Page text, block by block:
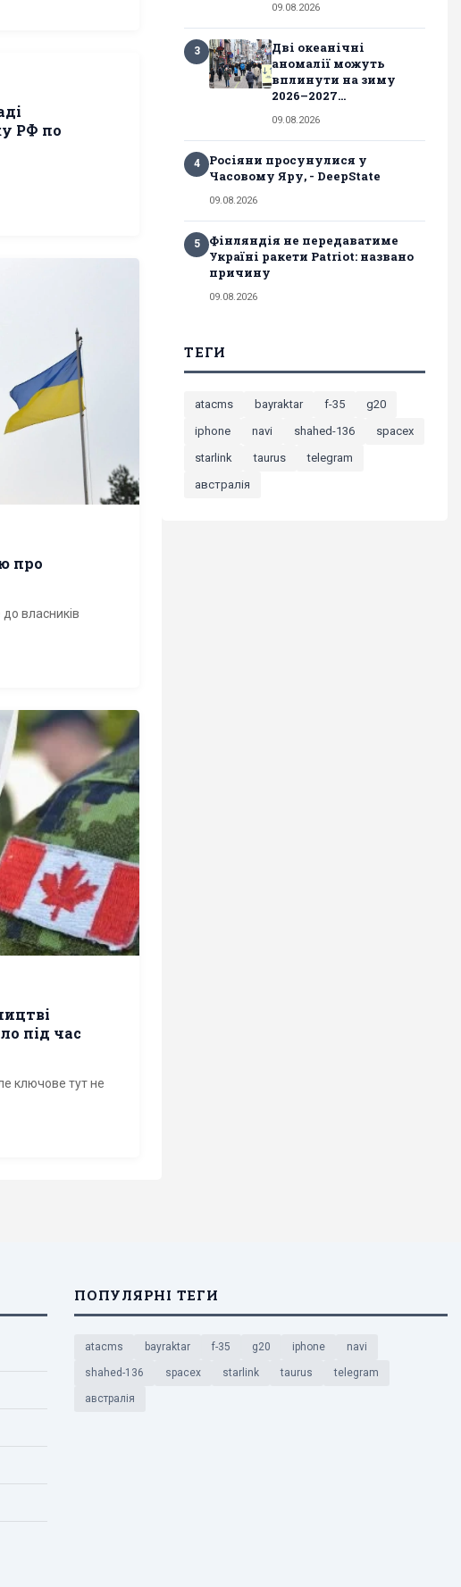
РФ по
про
власників
під час
ключове тут не
09.08.2026
3
Дві океанічні
аномалії можуть
вплинути на зиму
2026–2027...
09.08.2026
4
Росіяни просунулися у
Часовому Яру, - DeepState
09.08.2026
5
Фінляндія не передаватиме
Україні ракети Patriot: названо
причину
09.08.2026
ТЕГИ
atacms bayraktar f-35
g20
iphone
navi shahed-136
spacex
starlink
taurus
telegram
австралія
ПОПУЛЯРНІ ТЕГИ
atacms bayraktar f-35 g20 iphone navi
shahed-136 spacex starlink taurus telegram
австралія